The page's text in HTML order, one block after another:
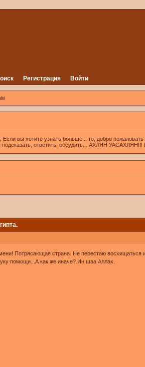
Регистрация Войти
вы хотите узнать больше... то, добро
подсказать, ответить, обсудить... АХЛЯН
Потрясающая страна. Не перестаю
помощи...А как же иначе?.Ин шаа Аллах.